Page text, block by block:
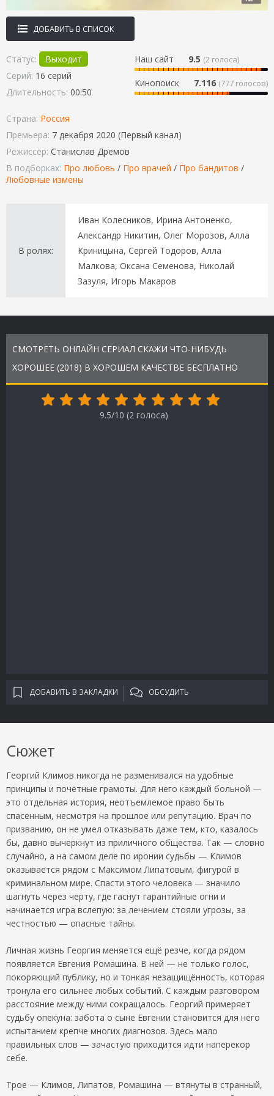
ДОБАВИТЬ В СПИСОК
Наш сайт 9.5 (2 голоса)
Кинопоиск 7.116 (777 голосов)
Статус:
Выходит
Серий: 16 серий
Длительность: 00:50
Страна: Россия
Премьера: 7 декабря 2020 (Первый канал)
Режиссёр: Станислав Дремов
В подборках: Про любовь / Про врачей / Про бандитов /
Любовные измены
В ролях:
Иван Колесников, Ирина Антоненко,
Александр Никитин, Олег Морозов, Алла
Криницына, Сергей Тодоров, Алла
Малкова, Оксана Семенова, Николай
Зазуля, Игорь Макаров
СМОТРЕТЬ ОНЛАЙН СЕРИАЛ СКАЖИ ЧТО-НИБУДЬ
ХОРОШЕЕ (2018) В ХОРОШЕМ КАЧЕСТВЕ БЕСПЛАТНО
9.5/10 (2 голоса)
ДОБАВИТЬ В ЗАКЛАДКИ ОБСУДИТЬ
Сюжет
Георгий Климов никогда не разменивался на удобные
принципы и почётные грамоты. Для него каждый больной —
это отдельная история, неотъемлемое право быть
спасённым, несмотря на прошлое или репутацию. Врач по
призванию, он не умел отказывать даже тем, кто, казалось
бы, давно вычеркнут из приличного общества. Так — словно
случайно, а на самом деле по иронии судьбы — Климов
оказывается рядом с Максимом Липатовым, фигурой в
криминальном мире. Спасти этого человека — значило
шагнуть через черту, где гаснут гарантийные огни и
начинается игра вслепую: за лечением стояли угрозы, за
честностью — опасные тайны.
Личная жизнь Георгия меняется ещё резче, когда рядом
появляется Евгения Ромашина. В ней — не только голос,
покоряющий публику, но и тонкая незащищённость, которая
тронула его сильнее любых событий. С каждым разговором
расстояние между ними сокращалось. Георгий примеряет
судьбу опекуна: забота о сыне Евгении становится для него
испытанием крепче многих диагнозов. Здесь мало
правильных слов — зачастую приходится идти наперекор
себе.
Трое — Климов, Липатов, Ромашина — втянуты в странный,